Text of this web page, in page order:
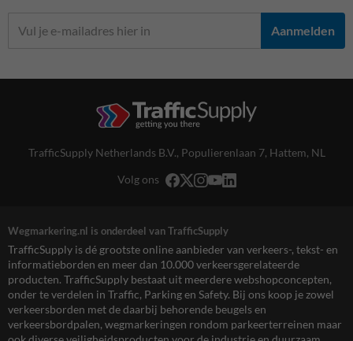
Aanmelden
TrafficSupply Netherlands B.V., Populierenlaan 7, Hattem, NL
Volg ons
Wegmarkering.nl is onderdeel van TrafficSupply
TrafficSupply is dé grootste online aanbieder van verkeers-, tekst- en
informatieborden en meer dan 10.000 verkeersgerelateerde
producten. TrafficSupply bestaat uit meerdere webshopconcepten,
onder te verdelen in Traffic, Parking en Safety. Bij ons koop je zowel
verkeersborden met de daarbij behorende beugels en
verkeersbordpalen, wegmarkeringen rondom parkeerterreinen maar